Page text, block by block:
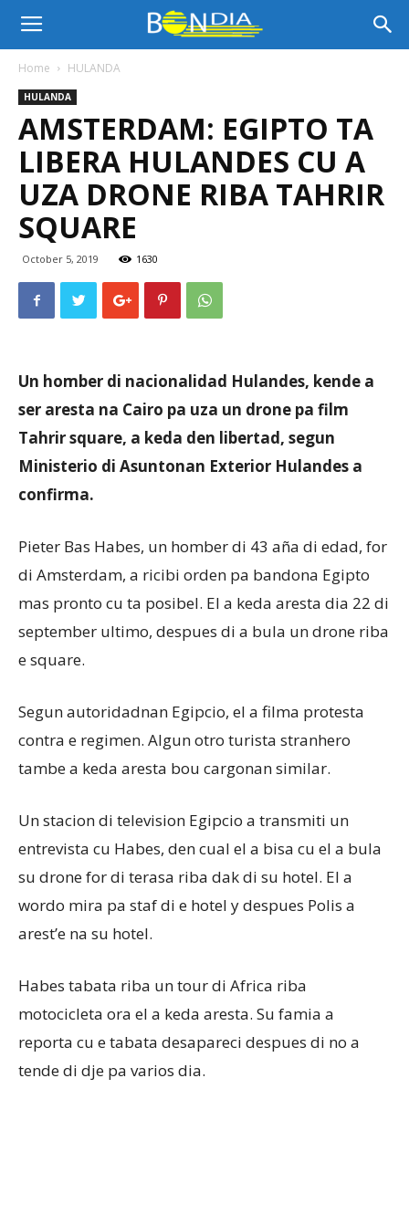
Bon
Dia
Aruba
Aruba
Home HULANDA
HULANDA
AMSTERDAM: EGIPTO TA
LIBERA HULANDES CU A
UZA DRONE RIBA TAHRIR
SQUARE
October 5, 2019 1630
Un homber di nacionalidad Hulandes, kende a
ser aresta na Cairo pa uza un drone pa film
Tahrir square, a keda den libertad, segun
Ministerio di Asuntonan Exterior Hulandes a
confirma.
Pieter Bas Habes, un homber di 43 aña di edad, for
di Amsterdam, a ricibi orden pa bandona Egipto
mas pronto cu ta posibel. El a keda aresta dia 22 di
september ultimo, despues di a bula un drone riba
e square.
Segun autoridadnan Egipcio, el a filma protesta
contra e regimen. Algun otro turista stranhero
tambe a keda aresta bou cargonan similar.
Un stacion di television Egipcio a transmiti un
entrevista cu Habes, den cual el a bisa cu el a bula
su drone for di terasa riba dak di su hotel. El a
wordo mira pa staf di e hotel y despues Polis a
arest’e na su hotel.
Habes tabata riba un tour di Africa riba
motocicleta ora el a keda aresta. Su famia a
reporta cu e tabata desapareci despues di no a
tende di dje pa varios dia.